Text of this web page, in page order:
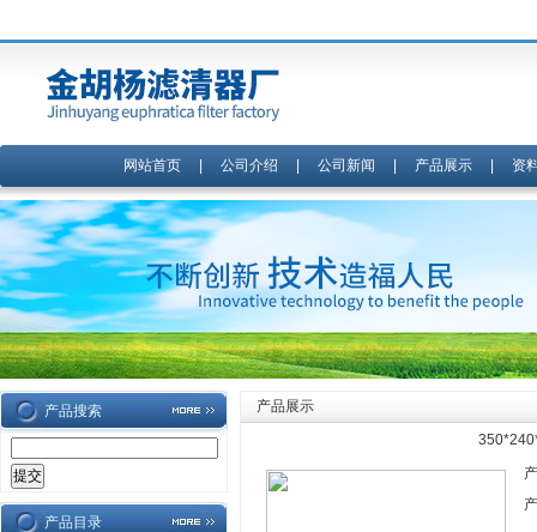
网站首页| 公司介绍 公司新闻 产品展示| 资
产品搜索
产品目录
产品展示